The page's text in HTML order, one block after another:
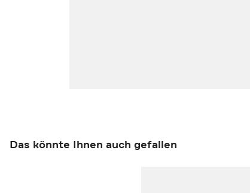
Das könnte Ihnen auch gefallen